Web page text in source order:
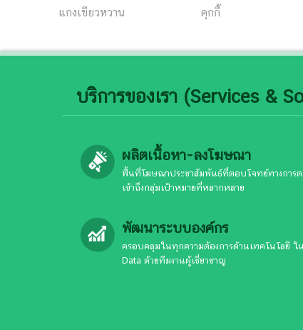
แกงเขียวหวาน
คุกกี้
บริการของเรา (Services &
ผลิตเนื้อหา-ลงโฆษณา
พื้นที่โฆษณาประชาสัมพันธ์ที่ตอบโจทย์ทางการต
เข้าถึงกลุ่มเป้าหมายที่หลากหลาย
พัฒนาระบบองค์กร
ครอบคลุมในทุกความต้องการด้านเทคโนโลยี ใ
Data ด้วยทีมงานผู้เชี่ยวชาญ